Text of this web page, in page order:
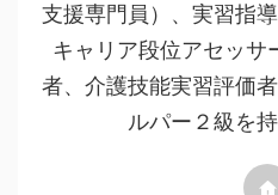
支援専門員）、実習指
キャリア段位アセッサ
者、介護技能実習評価
ルパー２級を